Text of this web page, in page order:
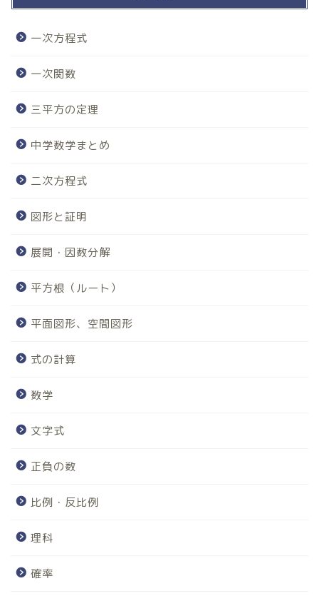
一次方程式
一次関数
三平方の定理
中学数学まとめ
二次方程式
図形と証明
展開・因数分解
平方根（ルート）
平面図形、空間図形
式の計算
数学
文字式
正負の数
比例・反比例
理科
確率